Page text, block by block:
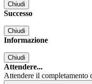
Chiudi
Successo
Chiudi
Informazione
Chiudi
Attendere...
Attendere il completamento